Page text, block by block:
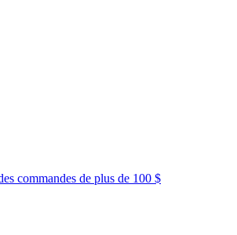
commandes de plus de 100 $